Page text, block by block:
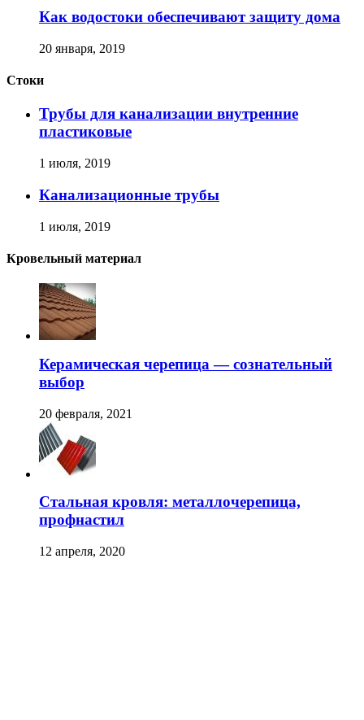
Как водостоки обеспечивают защиту дома
20 января, 2019
Стоки
Трубы для канализации внутренние
пластиковые
1 июля, 2019
Канализационные трубы
1 июля, 2019
Кровельный материал
Керамическая черепица — сознательный
выбор
20 февраля, 2021
Стальная кровля: металлочерепица,
профнастил
12 апреля, 2020